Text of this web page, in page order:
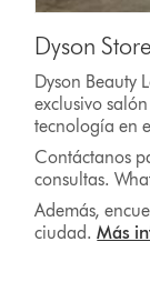
Dyson Store
Dyson Beauty
exclusivo
tecnología en
Contáctanos
consultas.
Además,
ciudad.Más